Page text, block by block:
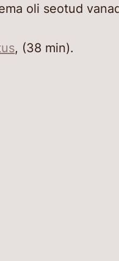
oli seotud
, (38 min).